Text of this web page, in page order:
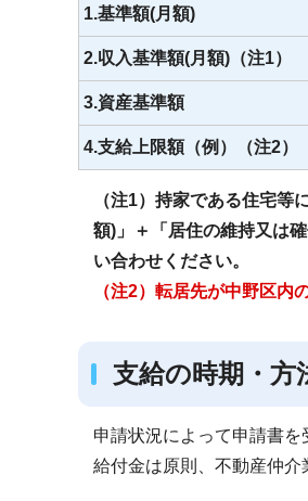
1.基準額(月額)
2.収入基準額(月額)（注1）
3.資産基準額
4.支給上限額（例）（注2）
（注1）持家である住宅等
額)」＋「居住の維持又は
い合わせください。
（注2）転居先が中野区内
支給の時期・方
申請状況によって申請書を
給付金は原則、不動産仲介